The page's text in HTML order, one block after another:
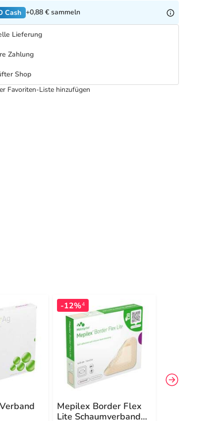
Cash +0,88 € sammeln
Lieferung
Zahlung
Shop
Favoriten-Liste hinzufügen
-12%4
Mepilex Border Flex
Lite Schaumverband